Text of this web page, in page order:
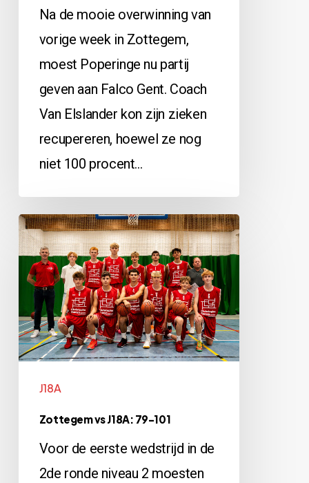
Na de mooie overwinning van
vorige week in Zottegem,
moest Poperinge nu partij
geven aan Falco Gent. Coach
Van Elslander kon zijn zieken
recupereren, hoewel ze nog
niet 100 procent…
Zottegem
vs
J18A:
79-
101
J18A
Zottegem vs J18A: 79-101
Voor de eerste wedstrijd in de
2de ronde niveau 2 moesten